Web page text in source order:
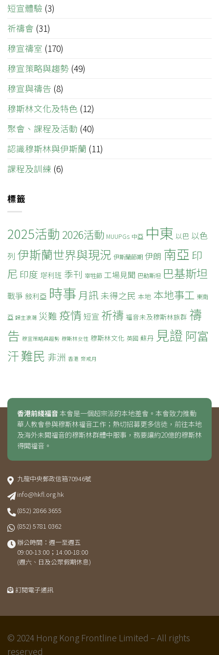
短宣體驗 (3)
祈禱會 (31)
穆宣禱室 (170)
穆宣策略與趨勢 (49)
穆宣與禱告 (8)
穆斯林文化及特色 (12)
聚會、課程及活動 (40)
認識穆斯林與伊斯蘭 (11)
課程及訓練 (6)
標籤
2025活動 2026活動 MUUPGs 中亞 中東 以巴 以色
列 伊斯蘭世界與現況 伊斯蘭節期 伊朗 南亞 印
尼 印度 塔利班 季刊 宰牲節 工場見聞 巴勒斯坦 巴基斯坦
戰爭 敍利亞 時事 月訊未得之民 本地 本地事工 東南
亞 歸主浪潮 災難 疫情 短宣 祈禱 福音未及穆斯林族群 禱
告 穆宣策略與趨勢 穆斯林女性 穆斯林文化 英國 蘇丹 見證 阿富
汗難民 非洲 香港 齋戒月
香港前綫福音本會是一個超宗派的本地差會。本會致力推動
華人教會參與穆斯林福音工作；熱切招募更多信徒，前往本地
及海外未聞福音的穆斯林群體中服事，務要讓約20億的穆斯林
得聞福音。
九龍中央郵政信箱70946號
info@hkfl.org.hk
(852) 2866 3655
(852) 5781 0362
辦公時間：週一至週五
09:00-13:00；14:00-18:00
(週六、日及公眾假期休息)
訂閱電子通訊
© 2024 Hong Kong Frontline Limited – All rights
reserved